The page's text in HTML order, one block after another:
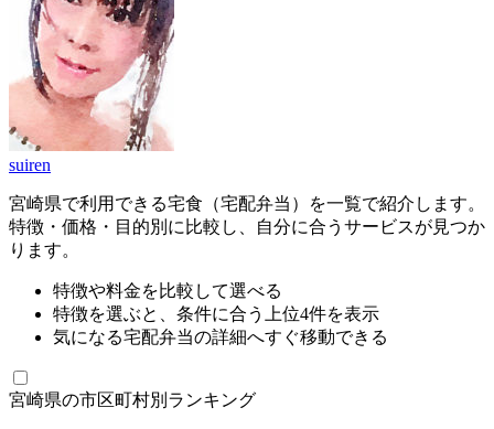
suiren
宮崎県で利用できる宅食（宅配弁当）を一覧で紹介します。
特徴・価格・目的別に比較し、自分に合うサービスが見つか
ります。
特徴や料金を比較して選べる
特徴を選ぶと、条件に合う上位4件を表示
気になる宅配弁当の詳細へすぐ移動できる
宮崎県の市区町村別ランキング